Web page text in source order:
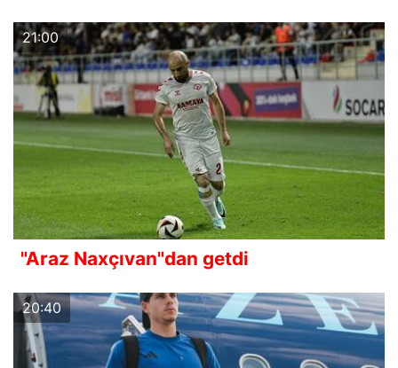
21:00
"Araz Naxçıvan"dan getdi
20:40